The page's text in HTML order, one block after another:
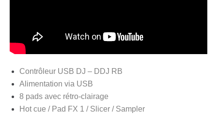
Contrôleur USB DJ – DDJ RB
Alimentation via USB
8 pads avec rétro-clairage
Hot cue / Pad FX 1 / Slicer / Sampler